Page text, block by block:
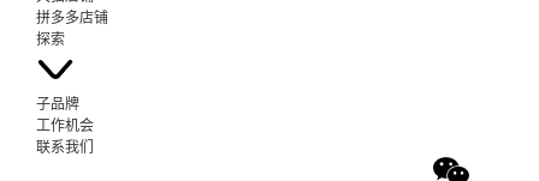
拼多多店铺
探索
子品牌
工作机会
联系我们